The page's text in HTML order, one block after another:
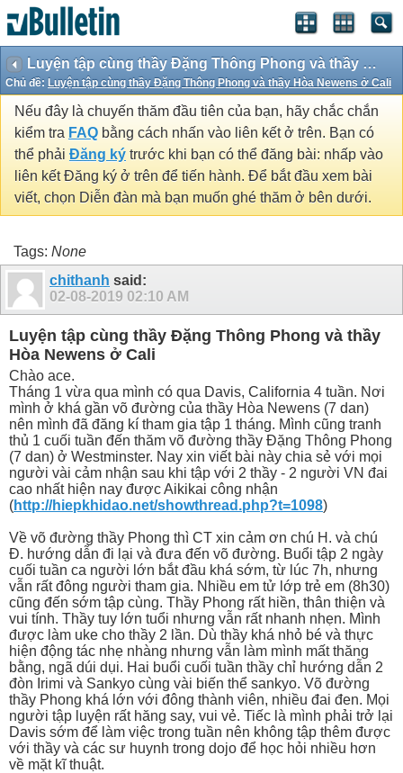
Luyện tập cùng thầy Đặng Thông Phong và thầy Hòa Newens ở Cali
Chủ đề: Luyện tập cùng thầy Đặng Thông Phong và thầy Hòa Newens ở Cali
Nếu đây là chuyến thăm đầu tiên của bạn, hãy chắc chắn
kiểm tra FAQ bằng cách nhấn vào liên kết ở trên. Bạn có
thể phải Đăng ký trước khi bạn có thể đăng bài: nhấp vào
liên kết Đăng ký ở trên để tiến hành. Để bắt đầu xem bài
viết, chọn Diễn đàn mà bạn muốn ghé thăm ở bên dưới.
Tags: None
chithanh said:
02-08-2019 02:10 AM
Luyện tập cùng thầy Đặng Thông Phong và thầy
Hòa Newens ở Cali
Chào ace.
Tháng 1 vừa qua mình có qua Davis, California 4 tuần. Nơi
mình ở khá gần võ đường của thầy Hòa Newens (7 dan)
nên mình đã đăng kí tham gia tập 1 tháng. Mình cũng tranh
thủ 1 cuối tuần đến thăm võ đường thầy Đặng Thông Phong
(7 dan) ở Westminster. Nay xin viết bài này chia sẻ với mọi
người vài cảm nhận sau khi tập với 2 thầy - 2 người VN đai
cao nhất hiện nay được Aikikai công nhận
(http://hiepkhidao.net/showthread.php?t=1098)
Về võ đường thầy Phong thì CT xin cảm ơn chú H. và chú
Đ. hướng dẫn đi lại và đưa đến võ đường. Buổi tập 2 ngày
cuối tuần ca người lớn bắt đầu khá sớm, từ lúc 7h, nhưng
vẫn rất đông người tham gia. Nhiều em tử lớp trẻ em (8h30)
cũng đến sớm tập cùng. Thầy Phong rất hiền, thân thiện và
vui tính. Thầy tuy lớn tuổi nhưng vẫn rất nhanh nhẹn. Mình
được làm uke cho thầy 2 lần. Dù thầy khá nhỏ bé và thực
hiện động tác nhẹ nhàng nhưng vẫn làm mình mất thăng
bằng, ngã dúi dụi. Hai buổi cuối tuần thầy chỉ hướng dẫn 2
đòn Irimi và Sankyo cùng vài biến thể sankyo. Võ đường
thầy Phong khá lớn với đông thành viên, nhiều đai đen. Mọi
người tập luyện rất hăng say, vui vẻ. Tiếc là mình phải trở lại
Davis sớm để làm việc trong tuần nên không tập thêm được
với thầy và các sư huynh trong dojo để học hỏi nhiều hơn
về mặt kĩ thuật.